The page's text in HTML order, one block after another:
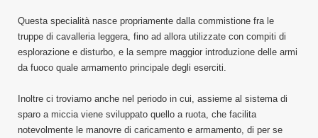
Questa specialità nasce propriamente dalla commistione fra le
truppe di cavalleria leggera, fino ad allora utilizzate con compiti di
esplorazione e disturbo, e la sempre maggior introduzione delle armi
da fuoco quale armamento principale degli eserciti.
Inoltre ci troviamo anche nel periodo in cui, assieme al sistema di
sparo a miccia viene sviluppato quello a ruota, che facilita
notevolmente le manovre di caricamento e armamento, di per se